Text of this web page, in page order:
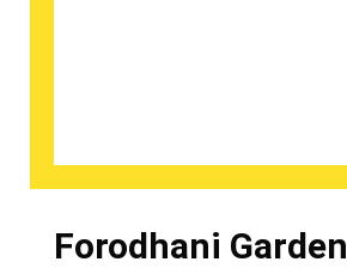
Forodhani Garden